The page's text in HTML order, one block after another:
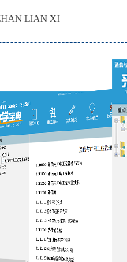
LIAN XI